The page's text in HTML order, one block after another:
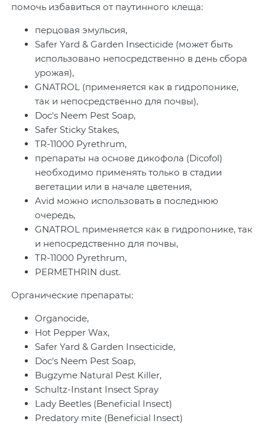
помочь избавиться от паутинного клеща:
перцовая эмульсия,
Safer Yard & Garden Insecticide (может быть
использовано непосредственно в день сбора
урожая),
GNATROL (применяется как в гидропонике,
так и непосредственно для почвы),
Doc's Neem Pest Soap,
Safer Sticky Stakes,
TR-11000 Pyrethrum,
препараты на основе дикофола (Dicofol)
необходимо применять только в стадии
вегетации или в начале цветения,
Avid можно использовать в последнюю
очередь,
GNATROL применяется как в гидропонике, так
и непосредственно для почвы,
TR-11000 Pyrethrum,
PERMETHRIN dust.
Органические препараты:
Organocide,
Hot Pepper Wax,
Safer Yard & Garden Insecticide,
Doc's Neem Pest Soap,
Bugzyme Natural Pest Killer,
Schultz-Instant Insect Spray
Lady Beetles (Beneficial Insect)
Predatory mite (Beneficial Insect)